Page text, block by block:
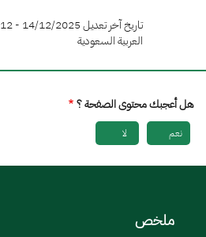
العربية السعودية
هل أعجبك محتوى الصفحة ؟
نعم لا
ملخص